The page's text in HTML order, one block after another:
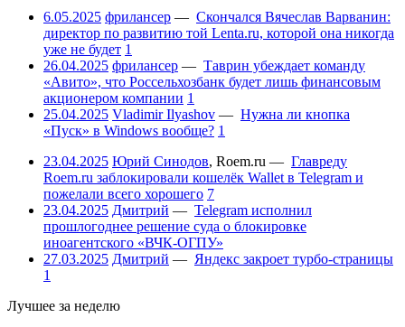
6.05.2025 фрилансер — Скончался Вячеслав Варванин:
директор по развитию той Lenta.ru, которой она никогда
уже не будет 1
26.04.2025 фрилансер — Таврин убеждает команду
«Авито», что Россельхозбанк будет лишь финансовым
акционером компании 1
25.04.2025 Vladimir Ilyashov — Нужна ли кнопка
«Пуск» в Windows вообще? 1
23.04.2025 Юрий Синодов, Roem.ru — Главреду
Roem.ru заблокировали кошелёк Wallet в Telegram и
пожелали всего хорошего 7
23.04.2025 Дмитрий — Telegram исполнил
прошлогоднее решение суда о блокировке
иноагентского «ВЧК-ОГПУ»
27.03.2025 Дмитрий — Яндекс закроет турбо-страницы
1
Лучшее за неделю